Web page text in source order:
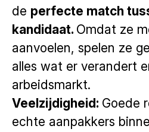
de perfecte match
kandidaat. Omdat ze
aanvoelen, spelen ze
alles wat er verandert
arbeidsmarkt.
Veelzijdigheid: Goede
echte aanpakkers